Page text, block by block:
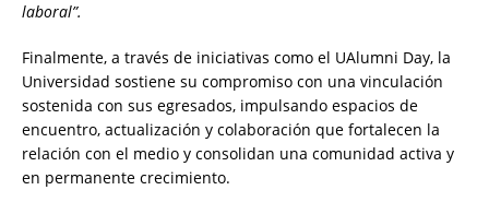
laboral”.
Finalmente, a través de iniciativas como el UAlumni Day, la
Universidad sostiene su compromiso con una vinculación
sostenida con sus egresados, impulsando espacios de
encuentro, actualización y colaboración que fortalecen la
relación con el medio y consolidan una comunidad activa y
en permanente crecimiento.